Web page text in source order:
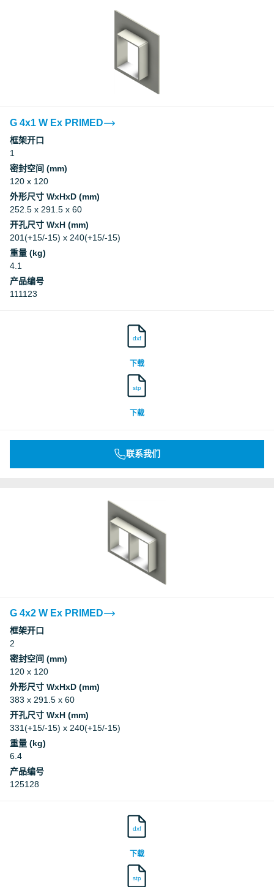
G 4x1 W Ex PRIMED
框架开口
1
密封空间 (mm)
120 x 120
外形尺寸 WxHxD (mm)
252.5 x 291.5 x 60
开孔尺寸 WxH (mm)
201(+15/-15) x 240(+15/-15)
重量 (kg)
4.1
产品编号
111123
dxf
下载
stp
下载
联系我们
G 4x2 W Ex PRIMED
框架开口
2
密封空间 (mm)
120 x 120
外形尺寸 WxHxD (mm)
383 x 291.5 x 60
开孔尺寸 WxH (mm)
331(+15/-15) x 240(+15/-15)
重量 (kg)
6.4
产品编号
125128
dxf
下载
stp